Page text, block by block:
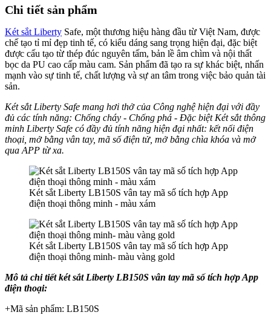
Chi tiết sản phẩm
Két sắt Liberty Safe, một thương hiệu hàng đầu từ Việt Nam, được
chế tạo tỉ mỉ đẹp tinh tế, có kiểu dáng sang trọng hiện đại, đặc biệt
được cấu tạo từ thép đúc nguyên tấm, bản lề âm chìm và nội thất
bọc da PU cao cấp màu cam. Sản phẩm đã tạo ra sự khác biệt, nhấn
mạnh vào sự tinh tế, chất lượng và sự an tâm trong việc bảo quản tài
sản.
Két sắt Liberty Safe mang hơi thở của Công nghệ hiện đại với đầy
đủ các tính năng: Chống cháy - Chống phá - Đặc biệt Két sắt thông
minh Liberty Safe có đầy đủ tính năng hiện đại nhất: kết nối điện
thoại, mở bằng vân tay, mã số điện tử, mở bằng chìa khóa và mở
qua APP từ xa.
Két sắt Liberty LB150S vân tay mã số tích hợp App
điện thoại thông minh - màu xám
Két sắt Liberty LB150S vân tay mã số tích hợp App
điện thoại thông minh- màu vàng gold
Mô tả chi tiết két sắt Liberty LB150S vân tay mã số tích hợp App
điện thoại:
+Mã sản phẩm: LB150S